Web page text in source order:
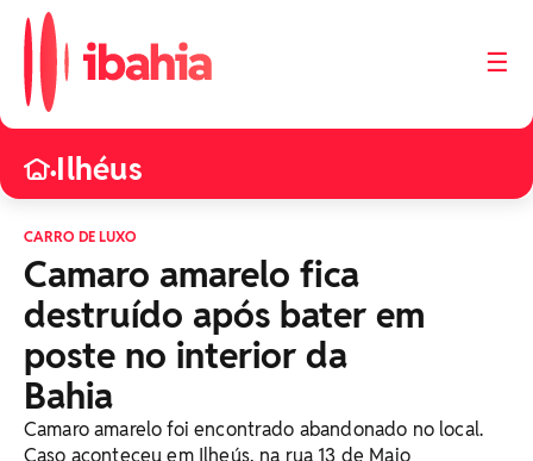
☰
•⁠Ilhéus
CARRO DE LUXO
Camaro amarelo fica
destruído após bater em
poste no interior da
Bahia
Camaro amarelo foi encontrado abandonado no local.
Caso aconteceu em Ilheús, na rua 13 de Maio